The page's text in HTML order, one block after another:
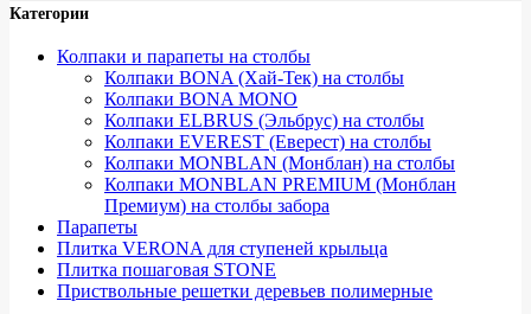
Категории
Колпаки и парапеты на столбы
Колпаки BONA (Хай-Тек) на столбы
Колпаки BONA MONO
Колпаки ELBRUS (Эльбрус) на столбы
Колпаки EVEREST (Еверест) на столбы
Колпаки MONBLAN (Монблан) на столбы
Колпаки MONBLAN PREMIUM (Монблан
Премиум) на столбы забора
Парапеты
Плитка VERONA для ступеней крыльца
Плитка пошаговая STONE
Приствольные решетки деревьев полимерные